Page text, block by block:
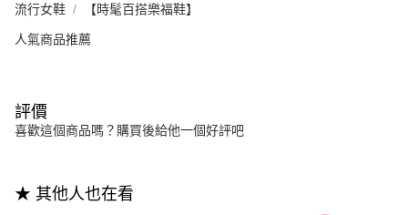
流行女鞋 【時髦百搭樂福鞋】
人氣商品推薦
評價
喜歡這個商品嗎？購買後給他一個好評吧
★ 其他人也在看